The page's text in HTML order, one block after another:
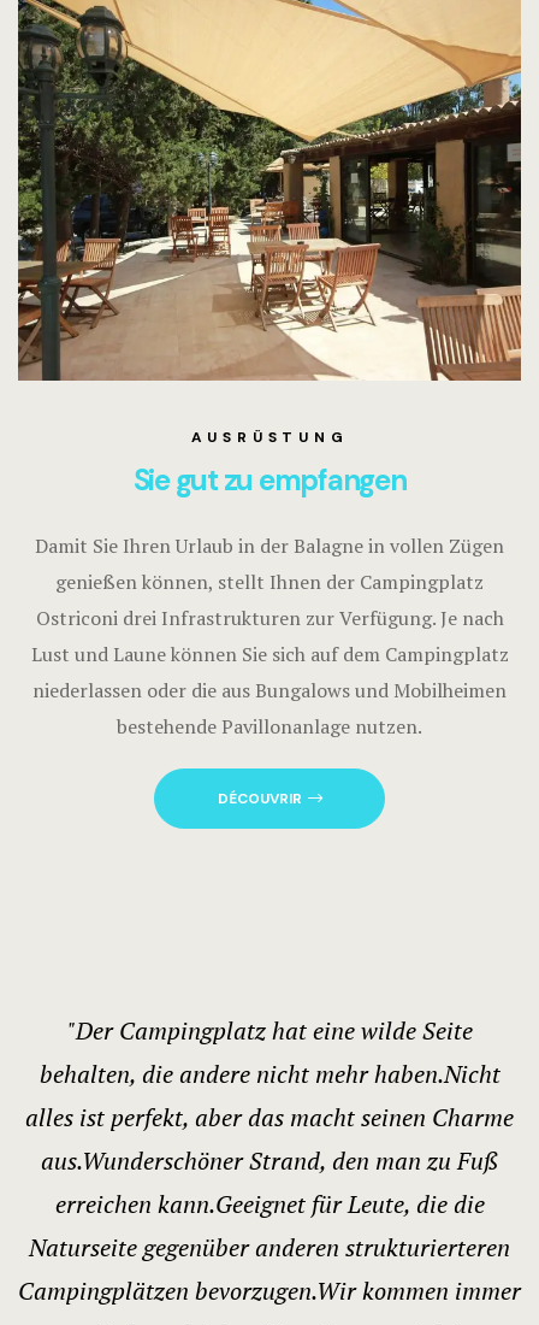
AUSRÜSTUNG
Sie gut zu empfangen
Damit Sie Ihren Urlaub in der Balagne in vollen Zügen
genießen können, stellt Ihnen der Campingplatz
Ostriconi drei Infrastrukturen zur Verfügung. Je nach
Lust und Laune können Sie sich auf dem Campingplatz
niederlassen oder die aus Bungalows und Mobilheimen
bestehende Pavillonanlage nutzen.
DÉCOUVRIR
"Der Campingplatz hat eine wilde Seite
behalten, die andere nicht mehr haben.Nicht
alles ist perfekt, aber das macht seinen Charme
aus.Wunderschöner Strand, den man zu Fuß
erreichen kann.Geeignet für Leute, die die
Naturseite gegenüber anderen strukturierteren
Campingplätzen bevorzugen.Wir kommen immer